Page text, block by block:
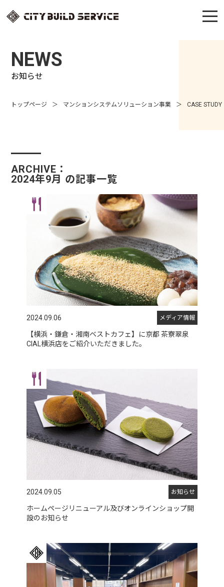
NEWS
お知らせ
トップページ マンションシステムソリューション事業 CASE STUDY
ARCHIVE：
2024年9月 の記事一覧
2024.09.06 メディア情報
【横浜・鎌倉・湘南ベストカフェ】に京都 茶寮翠泉
CIAL横浜店をご紹介いただきました。
2024.09.05 お知らせ
ホームページリニューアル及びオンラインショップ開
設のお知らせ